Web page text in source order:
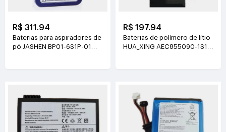
R$ 311.94
Baterias para aspiradores de
pó JASHEN BP01-6S1P-01
R$ 197.94
Baterias de polímero de lítio
HUA_XING AEC855090-1S1P